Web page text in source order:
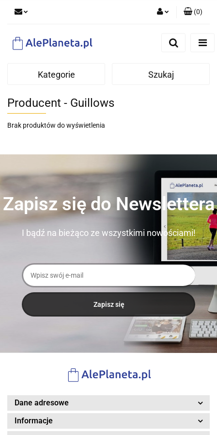
(0)
Kategorie Szukaj
Producent - Guillows
Brak produktów do wyświetlenia
Zapisz się do Newslettera
I bądź na bieżąco ze wszystkimi nowościami!
Dane adresowe
Informacje